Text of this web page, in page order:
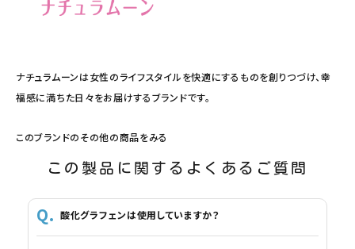
ナチュラムーンは女性のライフスタイルを快適にするものを創りつづけ、幸
福感に満ちた日々をお届けするブランドです。
このブランドのその他の商品をみる
この製品に関するよくあるご質問
酸化グラフェンは使用していますか？